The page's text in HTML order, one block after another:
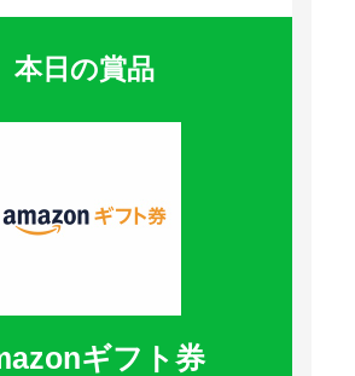
本日の賞品
ギフト券